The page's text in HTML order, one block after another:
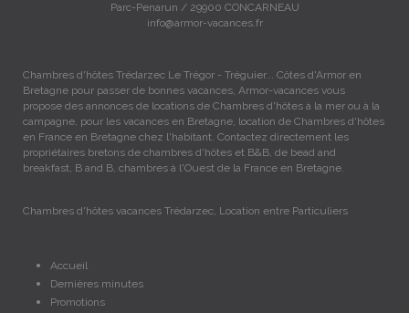
Parc-Penarun / 29900 CONCARNEAU
info@armor-vacances.fr
Chambres d'hôtes Trédarzec Le Trégor - Tréguier... Côtes d'Armor en
Bretagne pour passer de bonnes vacances, Armor-vacances vous
propose des annonces de locations de Chambres d'hôtes à la mer ou à la
campagne, pour les vacances en Bretagne, location de Chambres d'hôtes
en France en Bretagne chez l'habitant. Contactez directement les
propriétaires bretons de chambres d'hôtes et B&B, de bead and
breakfast, B and B, chambres à l'Ouest de la France en Bretagne.
Chambres d'hôtes vacances Trédarzec, Location entre Particuliers
Accueil
Dernières minutes
Promotions